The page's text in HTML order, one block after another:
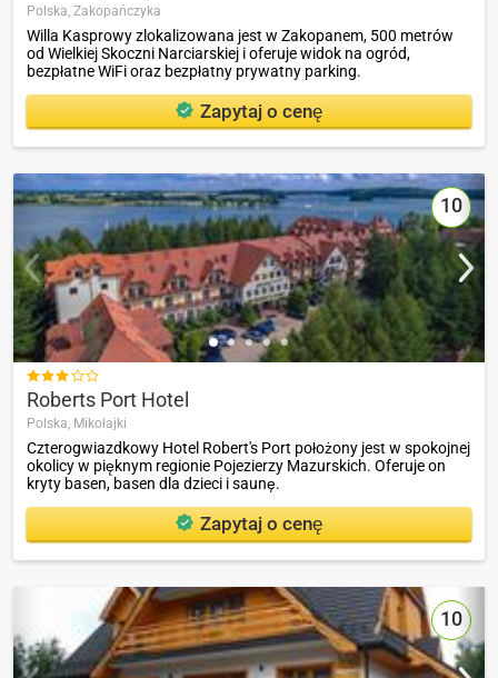
Polska, Zakopańczyka
Willa Kasprowy zlokalizowana jest w Zakopanem, 500 metrów
od Wielkiej Skoczni Narciarskiej i oferuje widok na ogród,
bezpłatne WiFi oraz bezpłatny prywatny parking.
Zapytaj o cenę
10

Roberts Port Hotel
Polska, Mikołajki
Czterogwiazdkowy Hotel Robert's Port położony jest w spokojnej
okolicy w pięknym regionie Pojezierzy Mazurskich. Oferuje on
kryty basen, basen dla dzieci i saunę.
Zapytaj o cenę
10